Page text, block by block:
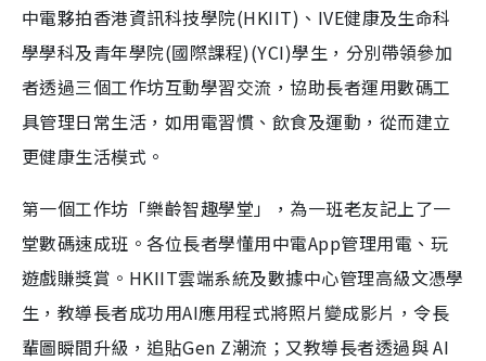
中電夥拍香港資訊科技學院(HKIIT)、IVE健康及生命科
學學科及青年學院(國際課程)(YCI)學生，分別帶領參加
者透過三個工作坊互動學習交流，協助長者運用數碼工
具管理日常生活，如用電習慣、飲食及運動，從而建立
更健康生活模式。
第一個工作坊「樂齡智趣學堂」，為一班老友記上了一
堂數碼速成班。各位長者學懂用中電App管理用電、玩
遊戲賺獎賞。HKIIT雲端系統及數據中心管理高級文憑學
生，教導長者成功用AI應用程式將照片變成影片，令長
輩圖瞬間升級，追貼Gen Z潮流；又教導長者透過與 AI